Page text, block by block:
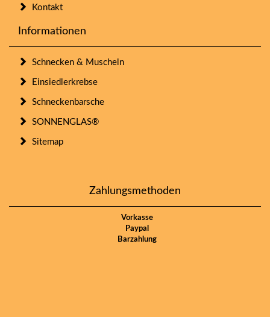
Kontakt
Informationen
Schnecken & Muscheln
Einsiedlerkrebse
Schneckenbarsche
SONNENGLAS®
Sitemap
Zahlungsmethoden
Vorkasse
Paypal
Barzahlung